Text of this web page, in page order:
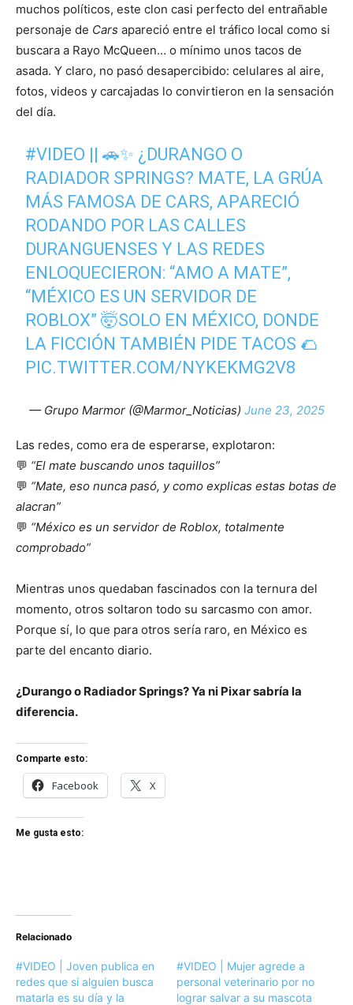
muchos políticos, este clon casi perfecto del entrañable
personaje de Cars apareció entre el tráfico local como si
buscara a Rayo McQueen… o mínimo unos tacos de
asada. Y claro, no pasó desapercibido: celulares al aire,
fotos, videos y carcajadas lo convirtieron en la sensación
del día.
#VIDEO || 🚗✨ ¿DURANGO O
RADIADOR SPRINGS? MATE, LA GRÚA
MÁS FAMOSA DE CARS, APARECIÓ
RODANDO POR LAS CALLES
DURANGUENSES Y LAS REDES
ENLOQUECIERON: “AMO A MATE”,
“MÉXICO ES UN SERVIDOR DE
ROBLOX” 🤯SOLO EN MÉXICO, DONDE
LA FICCIÓN TAMBIÉN PIDE TACOS 🌮
PIC.TWITTER.COM/NYKEKMG2V8
— Grupo Marmor (@Marmor_Noticias) June 23, 2025
Las redes, como era de esperarse, explotaron:
💬 “El mate buscando unos taquillos”
💬 “Mate, eso nunca pasó, y como explicas estas botas de
alacran”
💬 “México es un servidor de Roblox, totalmente
comprobado”
Mientras unos quedaban fascinados con la ternura del
momento, otros soltaron todo su sarcasmo con amor.
Porque sí, lo que para otros sería raro, en México es
parte del encanto diario.
¿Durango o Radiador Springs? Ya ni Pixar sabría la
diferencia.
Comparte esto:
Facebook X
Me gusta esto:
Relacionado
#VIDEO | Joven publica en
redes que si alguien busca
matarla es su día y la
#VIDEO | Mujer agrede a
personal veterinario por no
lograr salvar a su mascota